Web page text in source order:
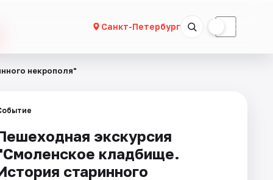
Санкт-Петербург ☾
некрополя"
экскурсия
кладбище.
старинного